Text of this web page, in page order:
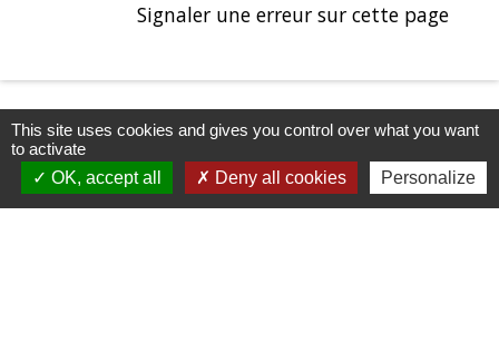
Signaler une erreur sur cette page
Contacts & Horaires
This site uses cookies and gives you control over what you want
to activate
OK, accept all
Deny all cookies Personalize